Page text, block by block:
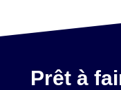
Prêt à